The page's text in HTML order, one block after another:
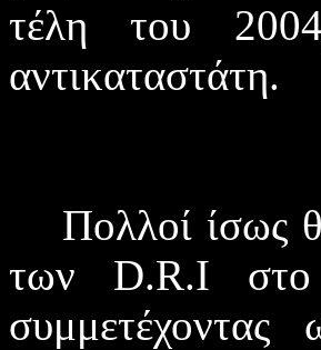
τέλη του
αντικαταστάτη.
Πολλοί ίσως
των D.R.I
συμμετέχοντας